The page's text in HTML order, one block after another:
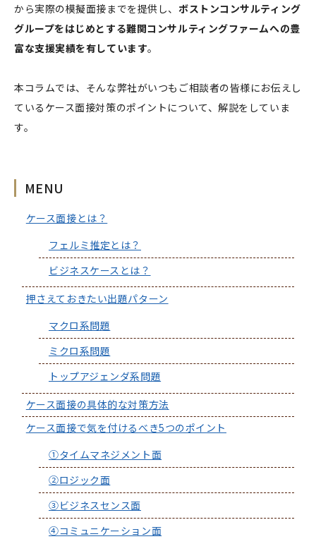
から実際の模擬面接までを提供し、 ボストンコンサルティング
グループをはじめとする難関コンサルティングファームへの豊
富な支援実績を有しています。
本コラムでは、そんな弊社がいつもご相談者の皆様にお伝えし
ているケース面接対策のポイントについて、解説をしていま
す。
MENU
ケース面接とは？
フェルミ推定とは？
ビジネスケースとは？
押さえておきたい出題パターン
マクロ系問題
ミクロ系問題
トップアジェンダ系問題
ケース面接の具体的な対策方法
ケース面接で気を付けるべき5つのポイント
①タイムマネジメント面
②ロジック面
③ビジネスセンス面
④コミュニケーション面